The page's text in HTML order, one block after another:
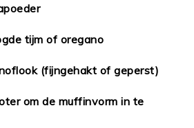
tijm of oregano
(fijngehakt of geperst)
om de muffinvorm in te